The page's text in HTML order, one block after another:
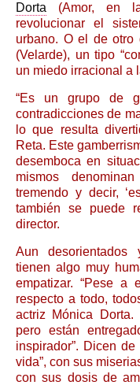
Dorta (Amor, en
revolucionar el
urbano. O el de otro
(Velarde), un tipo
un miedo irracional a
“Es un grupo de
contradicciones de
lo que resulta
Reta. Este
desemboca en
mismos
tremendo y decir,
también se puede
director.
Aun desorientados
tienen algo muy
empatizar. “Pese a
respecto a todo,
actriz Mónica Dorta.
pero están
inspirador”. Dicen
vida”, con sus
con sus dosis de